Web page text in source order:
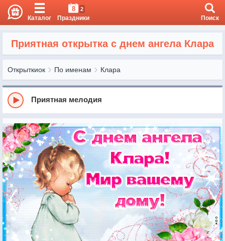
Каталог
8 2
Праздники Поиск
Приятная открытка с днем ангела Клара
Открыткиок По именам Клара
Приятная мелодия